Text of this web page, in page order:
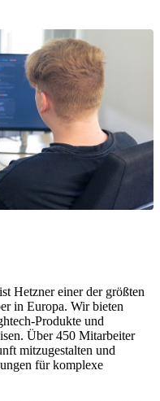
Hetzner einer der größten
in Europa. Wir bieten
Produkte und
Über 450 Mitarbeiter
mitzugestalten und
für komplexe